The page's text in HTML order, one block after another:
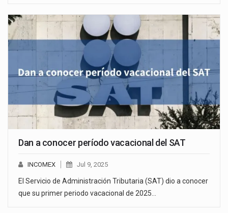
Dan a conocer período vacacional del SAT
INCOMEX Jul 9, 2025
El Servicio de Administración Tributaria (SAT) dio a conocer
que su primer periodo vacacional de 2025…